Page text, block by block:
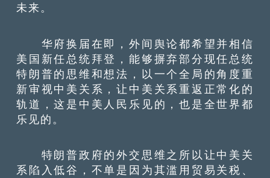
未来。
华府换届在即，外间舆论都希望并相信
美国新任总统拜登，能够摒弃部分现任总统
特朗普的思维和想法，以一个全局的角度重
新审视中美关系，让中美关系重返正常化的
轨道，这是中美人民乐见的，也是全世界都
乐见的。
特朗普政府的外交思维之所以让中美关
系陷入低谷，不单是因为其滥用贸易关税、